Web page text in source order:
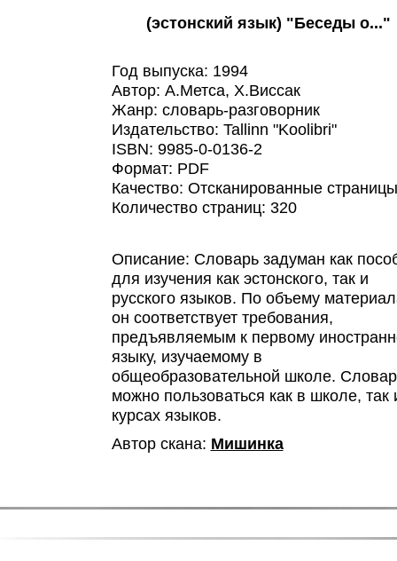
(эстонский язык) "Беседы о..."
Год выпуска: 1994
Автор: А.Метса, Х.Виссак
Жанр: словарь-разговорник
Издательство: Tallinn "Koolibri"
ISBN: 9985-0-0136-2
Формат: PDF
Качество: Отсканированные страницы
Количество страниц: 320
Описание: Словарь задуман как
для изучения как эстонского, так и
русского языков. По объему
он соответствует требования,
предъявляемым к первому
языку, изучаемому в
общеобразовательной школе.
можно пользоваться как в школе, так
курсах языков.
Автор скана: Мишинка